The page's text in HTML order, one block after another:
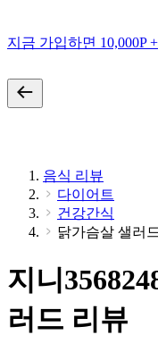
지금 가입하면 10,000P
음식 리뷰
다이어트
건강간식
닭가슴살 샐러드
지니
러드 리뷰